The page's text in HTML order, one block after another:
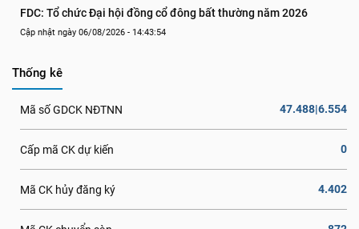
FDC: Tổ chức Đại hội đồng cổ đông bất thường năm 2026
Cập nhật ngày 06/08/2026 - 14:43:54
Thống kê
Mã số GDCK NĐTNN 47.488|6.554
Cấp mã CK dự kiến 0
Mã CK hủy đăng ký 4.402